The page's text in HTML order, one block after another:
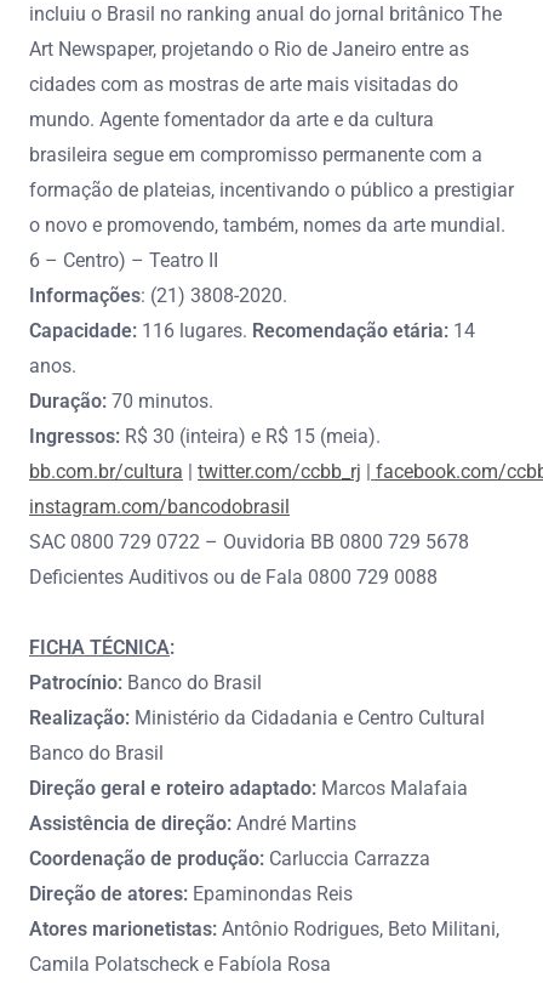
incluiu o Brasil no ranking anual do jornal britânico The
Art Newspaper, projetando o Rio de Janeiro entre as
cidades com as mostras de arte mais visitadas do
mundo. Agente fomentador da arte e da cultura
brasileira segue em compromisso permanente com a
formação de plateias, incentivando o público a prestigiar
o novo e promovendo, também, nomes da arte mundial.
6 – Centro) – Teatro II
Informações: (21) 3808-2020.
Capacidade: 116 lugares. Recomendação etária: 14
anos.
Duração: 70 minutos.
Ingressos: R$ 30 (inteira) e R$ 15 (meia).
bb.com.br/cultura | twitter.com/ccbb_rj | facebook.com/
instagram.com/bancodobrasil
SAC 0800 729 0722 – Ouvidoria BB 0800 729 5678
Deficientes Auditivos ou de Fala 0800 729 0088
FICHA TÉCNICA:
Patrocínio: Banco do Brasil
Realização: Ministério da Cidadania e Centro Cultural
Banco do Brasil
Direção geral e roteiro adaptado: Marcos Malafaia
Assistência de direção: André Martins
Coordenação de produção: Carluccia Carrazza
Direção de atores: Epaminondas Reis
Atores marionetistas: Antônio Rodrigues, Beto Militani,
Camila Polatscheck e Fabíola Rosa